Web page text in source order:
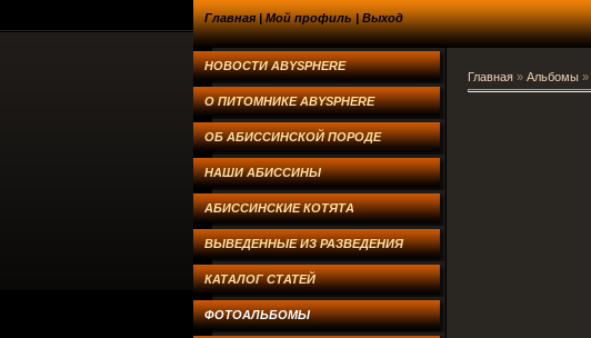
Главная|Мой профиль|Выход
НОВОСТИ ABYSPHERE
О ПИТОМНИКЕ ABYSPHERE
ОБ АБИССИНСКОЙ ПОРОДЕ
НАШИ АБИССИНЫ
АБИССИНСКИЕ КОТЯТА
ВЫВЕДЕННЫЕ ИЗ РАЗВЕДЕНИЯ
КАТАЛОГ СТАТЕЙ
ФОТОАЛЬБОМЫ
Главная» Альбомы»